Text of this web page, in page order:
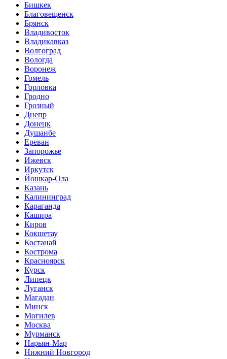
Бишкек
Благовещенск
Брянск
Владивосток
Владикавказ
Волгоград
Вологда
Воронеж
Гомель
Горловка
Гродно
Грозный
Днепр
Донецк
Душанбе
Ереван
Запорожье
Ижевск
Иркутск
Йошкар-Ола
Казань
Калининград
Караганда
Кашира
Киров
Кокшетау
Костанай
Кострома
Красноярск
Курск
Липецк
Луганск
Магадан
Минск
Могилев
Москва
Мурманск
Нарьян-Мар
Нижний Новгород